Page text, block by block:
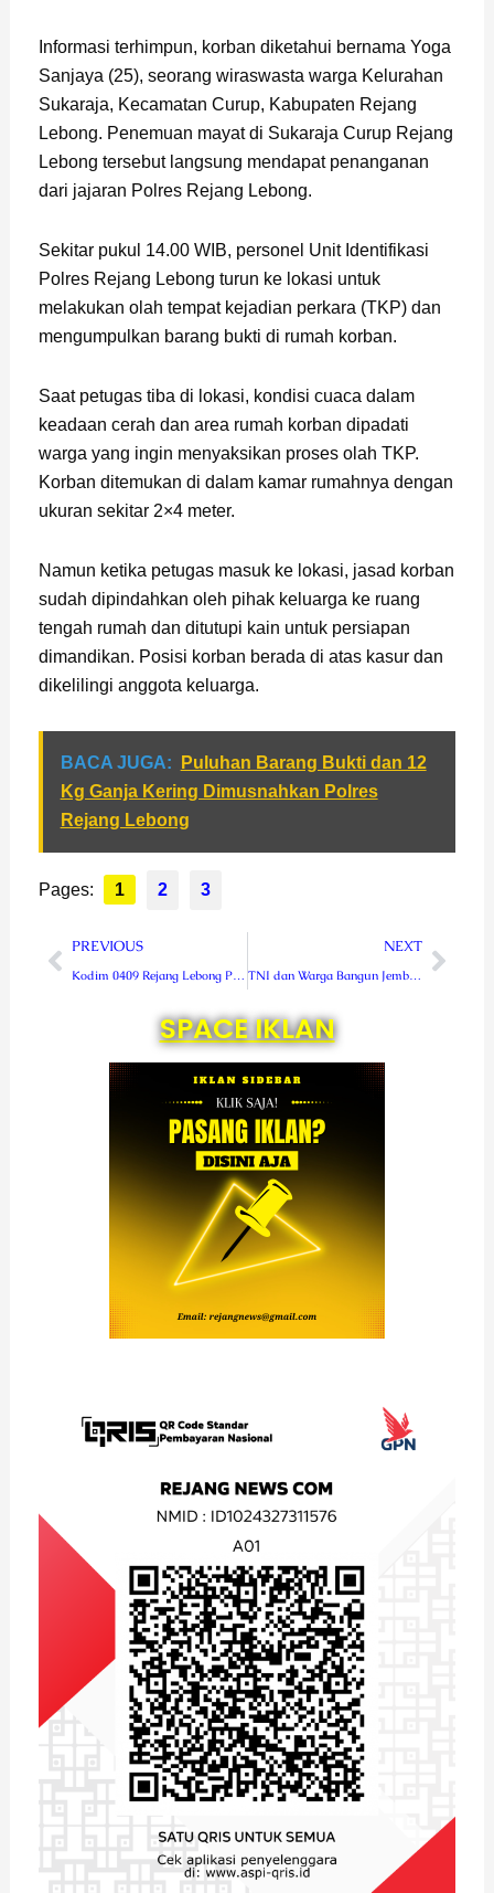
Informasi terhimpun, korban diketahui bernama Yoga
Sanjaya (25), seorang wiraswasta warga Kelurahan
Sukaraja, Kecamatan Curup, Kabupaten Rejang
Lebong. Penemuan mayat di Sukaraja Curup Rejang
Lebong tersebut langsung mendapat penanganan
dari jajaran Polres Rejang Lebong.
Sekitar pukul 14.00 WIB, personel Unit Identifikasi
Polres Rejang Lebong turun ke lokasi untuk
melakukan olah tempat kejadian perkara (TKP) dan
mengumpulkan barang bukti di rumah korban.
Saat petugas tiba di lokasi, kondisi cuaca dalam
keadaan cerah dan area rumah korban dipadati
warga yang ingin menyaksikan proses olah TKP.
Korban ditemukan di dalam kamar rumahnya dengan
ukuran sekitar 2×4 meter.
Namun ketika petugas masuk ke lokasi, jasad korban
sudah dipindahkan oleh pihak keluarga ke ruang
tengah rumah dan ditutupi kain untuk persiapan
dimandikan. Posisi korban berada di atas kasur dan
dikelilingi anggota keluarga.
BACA JUGA:
Puluhan Barang Bukti dan 12
Kg Ganja Kering Dimusnahkan Polres
Rejang Lebong
Pages: 1 2 3
Prev
PREVIOUS
Kodim 0409 Rejang Lebong Percepat Pembangunan 158 Gerai KDMP
NEXT
TNI dan Warga Bangun Jembatan Muara 3, Petani Kopi Kini Tersenyum
Next
SPACE IKLAN